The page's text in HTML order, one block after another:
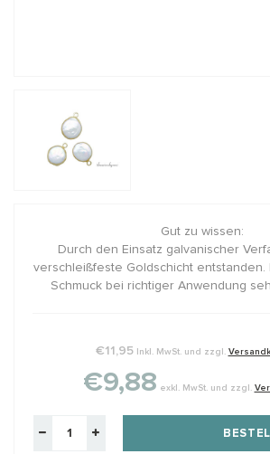
Gut zu wissen:
Durch den Einsatz galvanischer
verschleißfeste Goldschicht entstanden.
Schmuck bei richtiger Anwendung
€11,95 Inkl. MwSt. und zzgl.
€9,88 exkl. MwSt. und zzgl.
BESTEL